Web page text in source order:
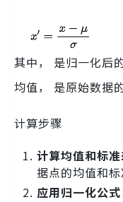
其中， 是归一化后
均值， 是原始数据
计算步骤
计算均值和标
据点的均值和标
应用归一化公式